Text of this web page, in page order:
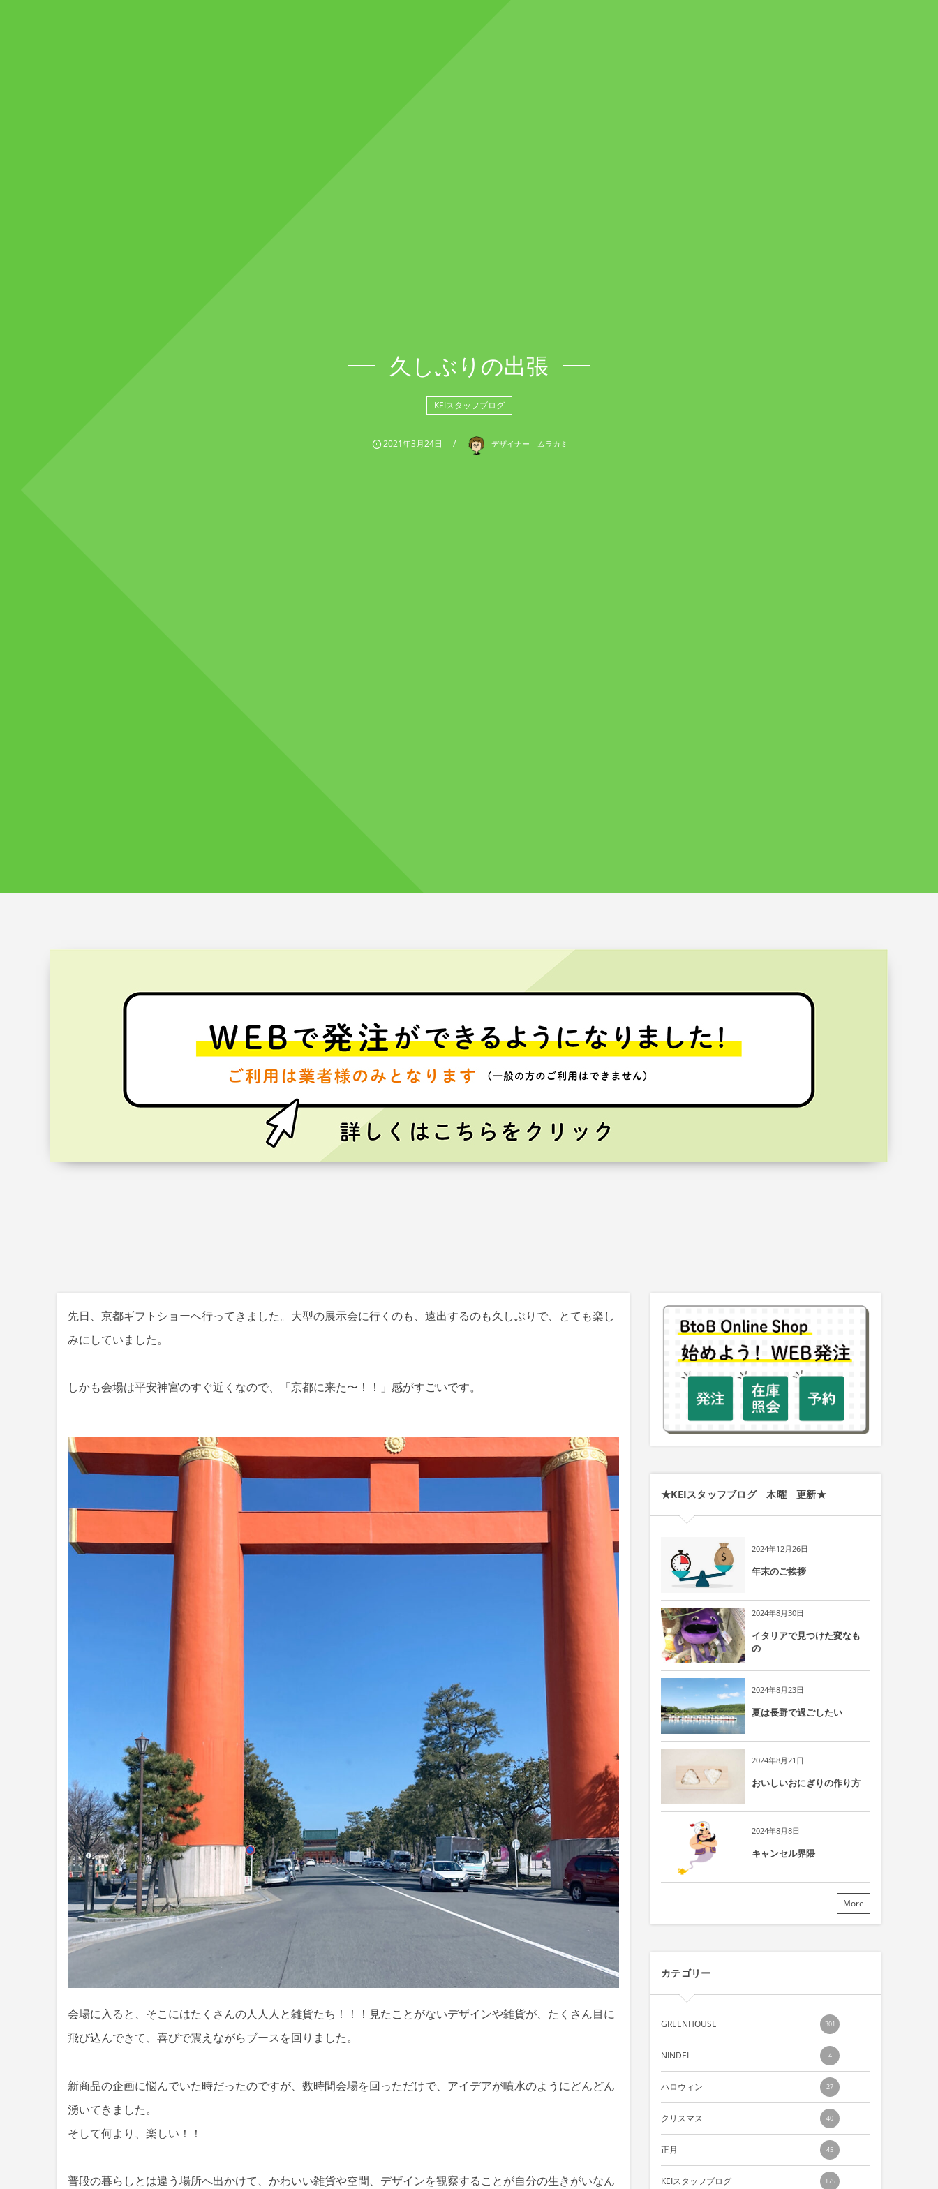
久しぶりの出張
KEIスタッフブログ
2021年3月24日 デザイナー ムラカミ
先日、京都ギフトショーへ行ってきました。大型の展示会に行くのも、遠出するのも久しぶりで、とても楽し
みにしていました。
しかも会場は平安神宮のすぐ近くなので、「京都に来た〜！！」感がすごいです。
会場に入ると、そこにはたくさんの人人人と雑貨たち！！！見たことがないデザインや雑貨が、たくさん目に
飛び込んできて、喜びで震えながらブースを回りました。
新商品の企画に悩んでいた時だったのですが、数時間会場を回っただけで、アイデアが噴水のようにどんどん
湧いてきました。
そして何より、楽しい！！
普段の暮らしとは違う場所へ出かけて、かわいい雑貨や空間、デザインを観察することが自分の生きがいなん
★KEIスタッフブログ 木曜 更新★
2024年12月26日
年末のご挨拶
2024年8月30日
イタリアで見つけた変なも
の
2024年8月23日
夏は長野で過ごしたい
2024年8月21日
おいしいおにぎりの作り方
2024年8月8日
キャンセル界隈
More
カテゴリー
GREENHOUSE 301
NINDEL 4
ハロウィン 27
クリスマス 40
正月 45
KEIスタッフブログ 175